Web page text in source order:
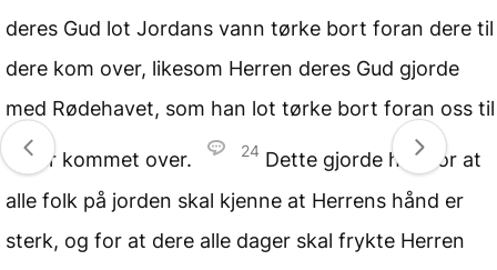
deres Gud lot Jordans vann tørke bort foran dere til
dere kom over, likesom Herren deres Gud gjorde
med Rødehavet, som han lot tørke bort foran oss til
vi var kommet over. 24 Dette gjorde han for at
alle folk på jorden skal kjenne at Herrens hånd er
sterk, og for at dere alle dager skal frykte Herren